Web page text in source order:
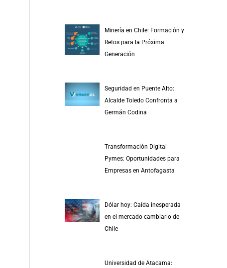
Minería en Chile: Formación y
Retos para la Próxima
Generación
Seguridad en Puente Alto:
Alcalde Toledo Confronta a
Germán Codina
Transformación Digital
Pymes: Oportunidades para
Empresas en Antofagasta
Dólar hoy: Caída inesperada
en el mercado cambiario de
Chile
Universidad de Atacama: